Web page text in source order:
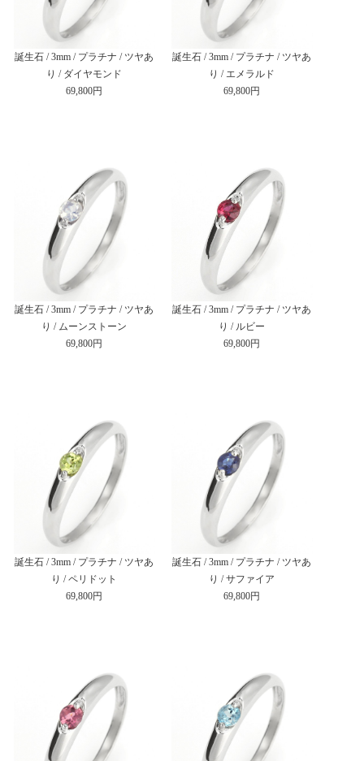
誕生石 / 3mm / プラチナ / ツヤあ
り / ダイヤモンド
69,800円
誕生石 / 3mm / プラチナ / ツヤあ
り / エメラルド
69,800円
誕生石 / 3mm / プラチナ / ツヤあ
り / ムーンストーン
69,800円
誕生石 / 3mm / プラチナ / ツヤあ
り / ルビー
69,800円
誕生石 / 3mm / プラチナ / ツヤあ
り / ペリドット
69,800円
誕生石 / 3mm / プラチナ / ツヤあ
り / サファイア
69,800円